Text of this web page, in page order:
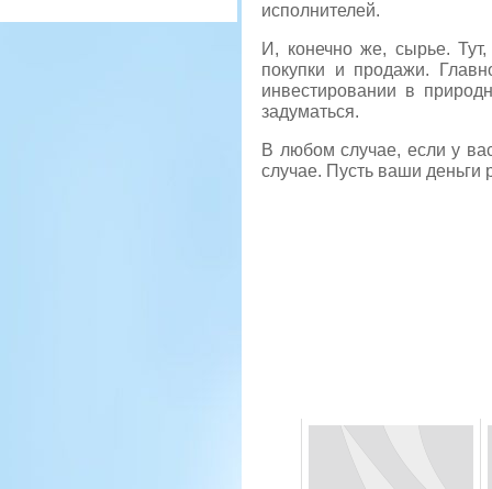
исполнителей.
И, конечно же, сырье.
покупки и продажи.
инвестировании в
задуматься.
В любом случае, если у
случае. Пусть ваши деньги